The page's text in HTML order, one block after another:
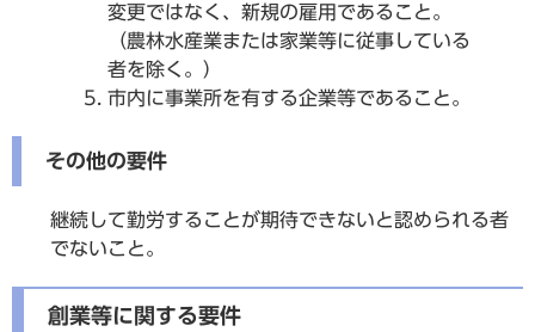
変更ではなく、新規の雇用であること。
（農林水産業または家業等に従事している
者を除く。）
市内に事業所を有する企業等であること。
その他の要件
継続して勤労することが期待できないと認められる者
でないこと。
創業等に関する要件